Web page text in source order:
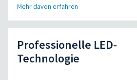
Mehr davon erfahren
Professionelle LED-
Technologie